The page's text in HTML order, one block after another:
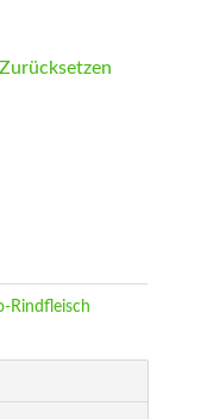
Zurücksetzen
Rindfleisch